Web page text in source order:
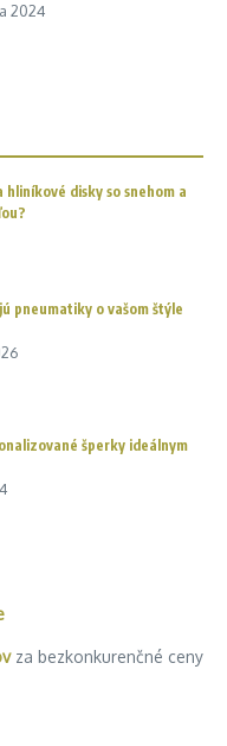
2024
hliníkové disky so snehom a
pneumatiky o vašom štýle
šperky ideálnym
za bezkonkurenčné ceny